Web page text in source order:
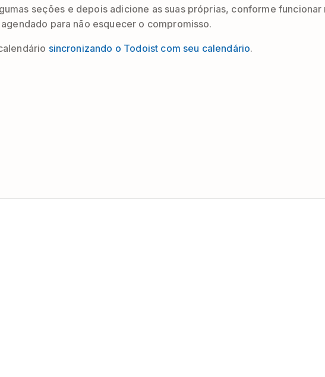
seções e depois adicione as suas próprias, conforme
para não esquecer o compromisso.
sincronizando o Todoist com seu calendário.